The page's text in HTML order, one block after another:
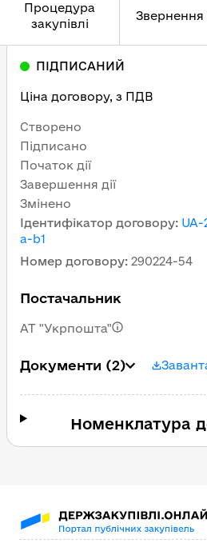
Процедура
закупівлі
Звернення
Ідентифікатор договору:
a-b1
Номер договору: 290224-54
Постачальник
АТ "Укрпошта"
Документи (2)
ПІДПИСАНИЙ
Ціна договору, з ПДВ
Створено
Підписано
Початок дії
Завершення дії
Змінено
Номенклатура